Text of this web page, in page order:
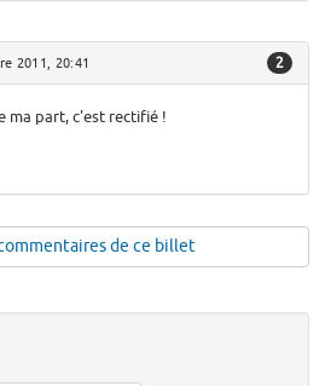
2011, 20:41 2
ma part, c'est rectifié !
de ce billet